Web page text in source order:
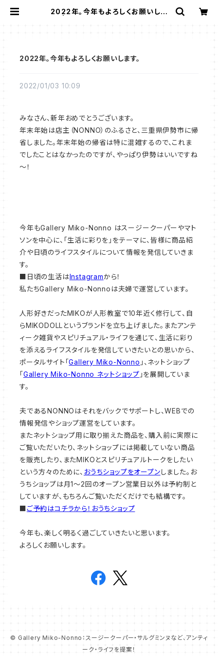
2022年。今年もよろしくお願いしま
2022年。今年もよろしくお願いします。
2022/01/03 10:09
みなさん、新年おめでとうございます。
年末年始は店主（NONNO）のふるさと、三重県伊勢市に帰
省しました。年末年始の帰省は特に混雑するので、これま
でしたことはなかったのですが、やっぱり伊勢はいいですね
～！
今年もGallery Miko-Nonno はスージークーパーやマト
ソンを中心に、「生活に彩りを」をテーマに、皆様に商品紹
介や日頃のライフスタイルについて情報を発信していきま
す。
■日頃の生活はInstagramから！
私たちGallery Miko-Nonnoは夫婦で運営しています。
人形好きだったMIKOが人形教室で10年近く修行して、自
らMIKODOLLというブランドを立ち上げました。またアンテ
ィーク雑貨やスピリチュアル・ライフを通じて、生活に彩り
を添えるライフスタイルを発信していきたいとの思いから、
ポータルサイト「Gallery Miko-Nonno 」、ネットショップ
「Gallery Miko-Nonno ネットショップ 」を展開していま
す。
夫であるNONNOはそれをバックでサポートし、WEBでの
情報発信やショップ運営をしています。
またネットショップ用に取り揃えた商品を、購入前に実際に
ご覧いただいたり、ネットショップには掲載していない商品
を販売したり、またMIKOとスピリチュアルトークをしたい
という方々のために、 おうちショップをオープンしました。お
うちショップは月1～2回のオープン営業日以外は予約制と
していますが、もちろんご覧いただくだけでも結構です。
■ご予約はコチラから！おうちショップ
今年も、楽しく明るく過ごしていきたいと思います。
よろしくお願いします。
© Gallery Miko-Nonno：スージークーパー・サルグミンヌなど、アンティ
ーク・ライフを提案！